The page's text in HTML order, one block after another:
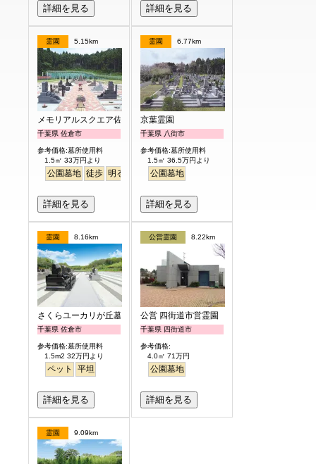
詳細を見る 詳細を見る
霊園 5.15km
メモリアルスクエア佐倉
千葉県 佐倉市
参考価格:墓所使用料
1.5㎡ 33万円より
公園墓地 徒歩 明るい
詳細を見る
霊園 6.77km
京葉霊園
千葉県 八街市
参考価格:墓所使用料
1.5㎡ 36.5万円より
公園墓地
詳細を見る
霊園 8.16km
さくらユーカリが丘墓苑
千葉県 佐倉市
参考価格:墓所使用料
1.5m2 32万円より
ペット 平坦
詳細を見る
公営霊園 8.22km
公営 四街道市営霊園
千葉県 四街道市
参考価格:
4.0㎡ 71万円
公園墓地
詳細を見る
霊園 9.09km